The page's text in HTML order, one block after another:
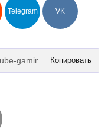
Telegram VK
Копировать